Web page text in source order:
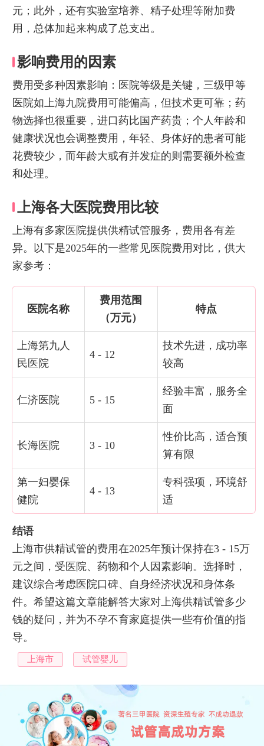
元；此外，还有实验室培养、精子处理等附加费
用，总体加起来构成了总支出。
影响费用的因素
费用受多种因素影响：医院等级是关键，三级甲等
医院如上海九院费用可能偏高，但技术更可靠；药
物选择也很重要，进口药比国产药贵；个人年龄和
健康状况也会调整费用，年轻、身体好的患者可能
花费较少，而年龄大或有并发症的则需要额外检查
和处理。
上海各大医院费用比较
上海有多家医院提供供精试管服务，费用各有差
异。以下是2025年的一些常见医院费用对比，供大
家参考：
医院名称
费用范围
（万元）
特点
上海第九人
民医院
4 - 12
技术先进，成功率
较高
仁济医院 5 - 15
经验丰富，服务全
面
长海医院 3 - 10
性价比高，适合预
算有限
第一妇婴保
健院
4 - 13
专科强项，环境舒
适
结语
上海市供精试管的费用在2025年预计保持在3 - 15万
元之间，受医院、药物和个人因素影响。选择时，
建议综合考虑医院口碑、自身经济状况和身体条
件。希望这篇文章能解答大家对上海供精试管多少
钱的疑问，并为不孕不育家庭提供一些有价值的指
导。
上海市 试管婴儿